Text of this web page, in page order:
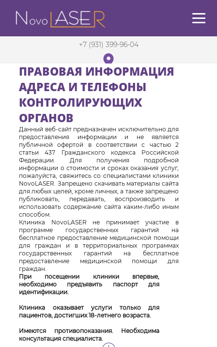
+7 (931) 399-96-04
Санкт-Петербург
в 5 мин. от м. Садовая
ПРАВОВАЯ ИНФОРМАЦИЯ
АДРЕСА И ТЕЛЕФОНЫ
КОНТРОЛИРУЮЩИХ
ОРГАНОВ
Данный веб-сайт предназначен исключительно для
предоставления информации и не является
публичной офертой в соответствии с частью 2
статьи 437 Гражданского кодекса Российской
Федерации. Для получения подробной
информации о стоимости и сроках оказания услуг,
пожалуйста, свяжитесь со специалистами клиники
NovoLASER. Запрещено скачивать материалы сайта
для любых целей, кроме личных, а также запрещено
публиковать, передавать, воспроизводить и
использовать содержание сайта каким-либо иным
способом.
Клиника NovoLASER не принимает участие в
программе государственных гарантий на
бесплатное предоставление медицинской помощи
для граждан и в территориальных программах
государственных гарантий на бесплатное
предоставление медицинской помощи для
граждан.
При посещении клиники впервые,
необходимо предъявить паспорт для
идентификации.
Клиника оказывает услуги только для
пациентов, достигших 18-летнего возраста.
Имеются противопоказания. Необходима
консультация специалиста.